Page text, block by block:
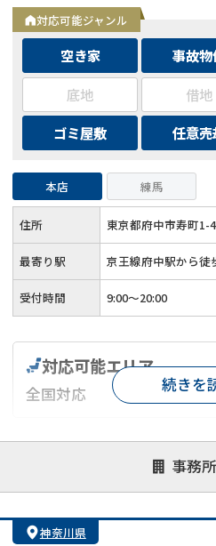
対応可能ジャンル
空き家 事故物
底地
借地
ゴミ屋敷
任意売
本店 練馬
住所 東京都府中市寿町1-
最寄り駅 京王線府中駅から徒
受付時間 9:00～20:00
事務
対応可能エリア
全国対応
対応が親身 オンライン
1億円以上
続きを
神奈川県